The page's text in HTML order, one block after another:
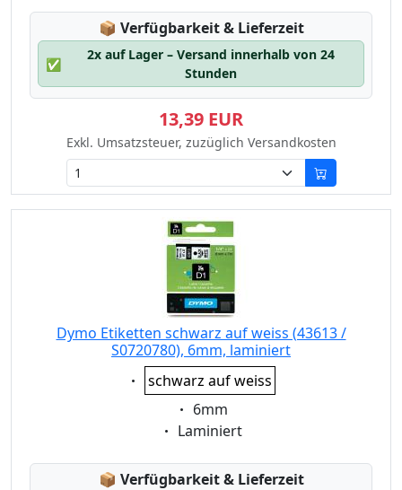
📦 Lagerstatus:
Verfügbarkeit & Lieferzeit
✅
2x auf Lager – Versand innerhalb von 24
Stunden
13,39 EUR
Exkl. Umsatzsteuer, zuzüglich Versandkosten
Dymo Etiketten schwarz auf weiss (43613 /
S0720780), 6mm, laminiert
Eigenschaft:
schwarz auf weiss
Eigenschaft:
6mm
Eigenschaft:
Laminiert
📦 Lagerstatus:
Verfügbarkeit & Lieferzeit